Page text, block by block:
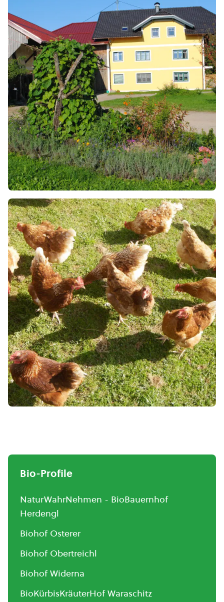
Bio-Profile
NaturWahrNehmen - BioBauernhof
Herdengl
Biohof Osterer
Biohof Obertreichl
Biohof Widerna
BioKürbisKräuterHof Waraschitz